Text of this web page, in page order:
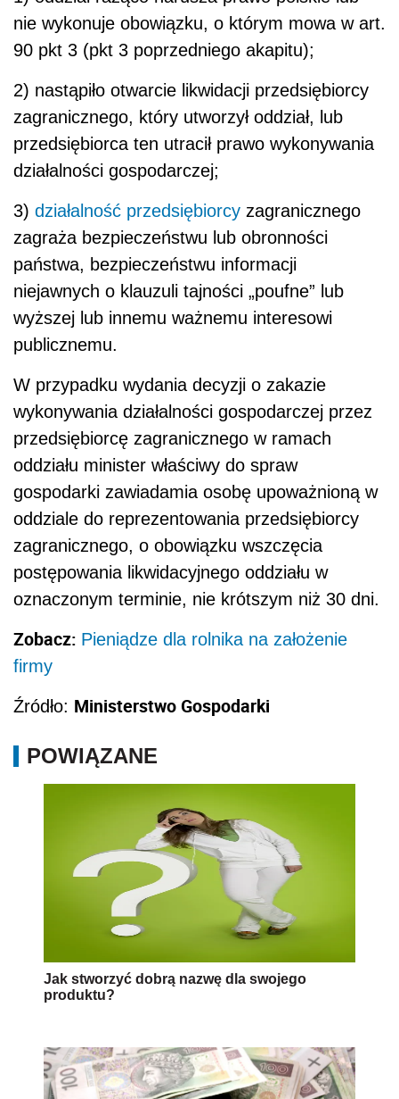
nie wykonuje obowiązku, o którym mowa w art.
90 pkt 3 (pkt 3 poprzedniego akapitu);
2) nastąpiło otwarcie likwidacji przedsiębiorcy
zagranicznego, który utworzył oddział, lub
przedsiębiorca ten utracił prawo wykonywania
działalności gospodarczej;
3) działalność przedsiębiorcy zagranicznego
zagraża bezpieczeństwu lub obronności
państwa, bezpieczeństwu informacji
niejawnych o klauzuli tajności „poufne” lub
wyższej lub innemu ważnemu interesowi
publicznemu.
W przypadku wydania decyzji o zakazie
wykonywania działalności gospodarczej przez
przedsiębiorcę zagranicznego w ramach
oddziału minister właściwy do spraw
gospodarki zawiadamia osobę upoważnioną w
oddziale do reprezentowania przedsiębiorcy
zagranicznego, o obowiązku wszczęcia
postępowania likwidacyjnego oddziału w
oznaczonym terminie, nie krótszym niż 30 dni.
Zobacz: Pieniądze dla rolnika na założenie
firmy
Źródło: Ministerstwo Gospodarki
POWIĄZANE
Jak stworzyć dobrą nazwę dla swojego
produktu?